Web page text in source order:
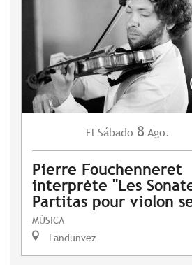
El Sábado 8 Ago.
Pierre Fouchenneret
interprète "Les
Partitas pour violon
MÚSICA
Landunvez